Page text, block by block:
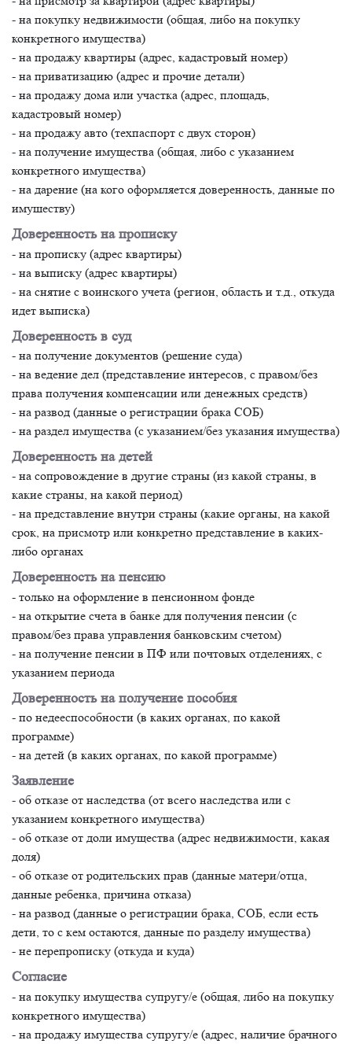
- на покупку недвижимости (общая, либо на покупку
конкретного имущества)
- на продажу квартиры (адрес, кадастровый номер)
- на приватизацию (адрес и прочие детали)
- на продажу дома или участка (адрес, площадь,
кадастровый номер)
- на продажу авто (техпаспорт с двух сторон)
- на получение имущества (общая, либо с указанием
конкретного имущества)
- на дарение (на кого оформляется доверенность, данные по
имушеству)
Доверенность на прописку
- на прописку (адрес квартиры)
- на выписку (адрес квартиры)
- на снятие с воинского учета (регион, область и т.д., откуда
идет выписка)
Доверенность в суд
- на получение документов (решение суда)
- на ведение дел (представление интересов, с правом/без
права получения компенсации или денежных средств)
- на развод (данные о регистрации брака СОБ)
- на раздел имущества (с указанием/без указания имущества)
Доверенность на детей
- на сопровождение в другие страны (из какой страны, в
какие страны, на какой период)
- на представление внутри страны (какие органы, на какой
срок, на присмотр или конкретно представление в каких-
либо органах
Доверенность на пенсию
- только на оформление в пенсионном фонде
- на открытие счета в банке для получения пенсии (с
правом/без права управления банковским счетом)
- на получение пенсии в ПФ или почтовых отделениях, с
указанием периода
Доверенность на получение пособия
- по недееспособности (в каких органах, по какой
программе)
- на детей (в каких органах, по какой программе)
Заявление
- об отказе от наследства (от всего наследства или с
указанием конкретного имущества)
- об отказе от доли имущества (адрес недвижимости, какая
доля)
- об отказе от родительских прав (данные матери/отца,
данные ребенка, причина отказа)
- на развод (данные о регистрации брака, СОБ, если есть
дети, то с кем остаются, данные по разделу имущества)
- не перепрописку (откуда и куда)
Согласие
- на покупку имущества супругу/е (общая, либо на покупку
конкретного имущества)
- на продажу имущества супругу/е (адрес, наличие брачного